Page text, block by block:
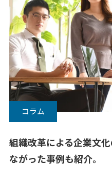
お
個人情
利
コラム
組織改革による企業文
ながった事例も紹介。